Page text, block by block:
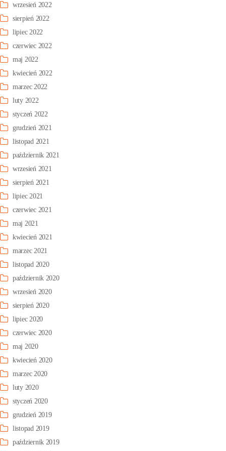
wrzesień 2022
sierpień 2022
lipiec 2022
czerwiec 2022
maj 2022
kwiecień 2022
marzec 2022
luty 2022
styczeń 2022
grudzień 2021
listopad 2021
październik 2021
wrzesień 2021
sierpień 2021
lipiec 2021
czerwiec 2021
maj 2021
kwiecień 2021
marzec 2021
listopad 2020
październik 2020
wrzesień 2020
sierpień 2020
lipiec 2020
czerwiec 2020
maj 2020
kwiecień 2020
marzec 2020
luty 2020
styczeń 2020
grudzień 2019
listopad 2019
październik 2019